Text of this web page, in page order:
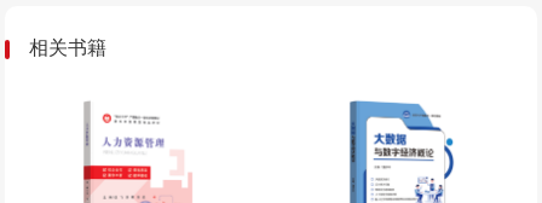
第二节 财政支出规模分析
财政支出效益与绩效评价
购买性支出
相关书籍